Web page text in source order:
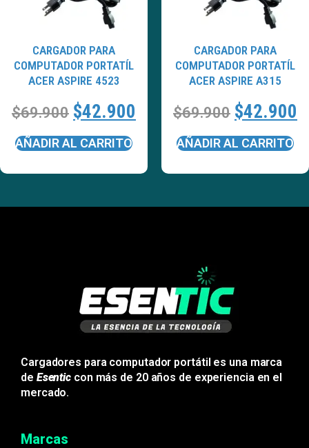
CARGADOR PARA
COMPUTADOR PORTATÍL
ACER ASPIRE 4523
$69.900 $42.900
AÑADIR AL CARRITO
CARGADOR PARA
COMPUTADOR PORTATÍL
ACER ASPIRE A315
$69.900 $42.900
AÑADIR AL CARRITO
Cargadores para computador portátil es una marca
de Esentic con más de 20 años de experiencia en el
mercado.
Marcas